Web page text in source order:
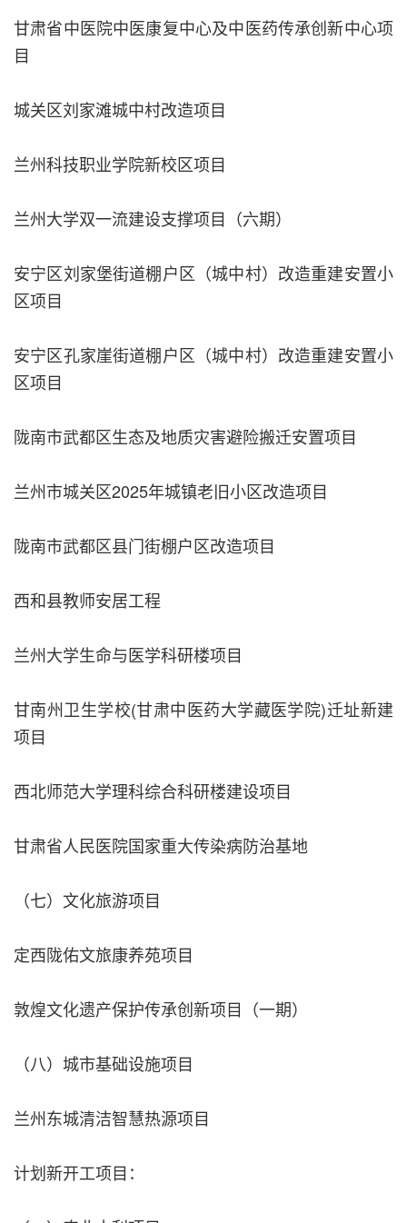
甘肃省中医院中医康复中心及中医药传承创新中心项
目
城关区刘家滩城中村改造项目
兰州科技职业学院新校区项目
兰州大学双一流建设支撑项目（六期）
安宁区刘家堡街道棚户区（城中村）改造重建安置小
区项目
安宁区孔家崖街道棚户区（城中村）改造重建安置小
区项目
陇南市武都区生态及地质灾害避险搬迁安置项目
兰州市城关区2025年城镇老旧小区改造项目
陇南市武都区县门街棚户区改造项目
西和县教师安居工程
兰州大学生命与医学科研楼项目
甘南州卫生学校(甘肃中医药大学藏医学院)迁址新建
项目
西北师范大学理科综合科研楼建设项目
甘肃省人民医院国家重大传染病防治基地
（七）文化旅游项目
定西陇佑文旅康养苑项目
敦煌文化遗产保护传承创新项目（一期）
（八）城市基础设施项目
兰州东城清洁智慧热源项目
计划新开工项目：